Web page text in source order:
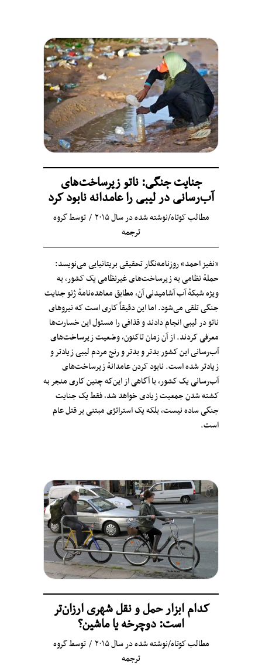
جنایت جنگی: ناتو زیرساخت‌های
آب‌رسانی در لیبی را عامدانه نابود کرد
مطالب کوتاه/نوشته شده در سال ۲۰۱۵ توسطگروه
ترجمه
«نفیز احمد» روزنامه‌نگار تحقیقی بریتانیایی می‌نویسد:
حملهٔ نظامی به زیرساخت‌های غیرنظامی یک کشور، به
ویژه‌ شبکهٔ آب آشامیدنی آن، مطابق معاهده‌نامهٔ ژنو جنایت
جنگی تلقی می‌شود. اما این دقیقاً کاری است که نیروهای
ناتو در لیبی انجام دادند و قذافی را مسئول این خسارت‌ها
معرفی کردند. از آن‌ زمان تاکنون، وضعیت زیرساخت‌های
آب‌رسانی این کشور بدتر و بدتر و رنج مردم لیبی زیادتر و
زیادتر شده است. نابود کردن عامدانهٔ زیرساخت‌های
آب‌رسانی یک کشور، با آگاهی از این‌که چنین کاری منجر به
کشته شدن جمعیت زیادی خواهد شد، فقط یک جنایت
جنگی ساده نیست، بلکه یک استراتژی مبتنی بر قتل عام
است.
کدام ابزار حمل و نقل شهری ارزان‌تر
است: دوچرخه یا ماشین؟
مطالب کوتاه/نوشته شده در سال ۲۰۱۵ توسطگروه
ترجمه